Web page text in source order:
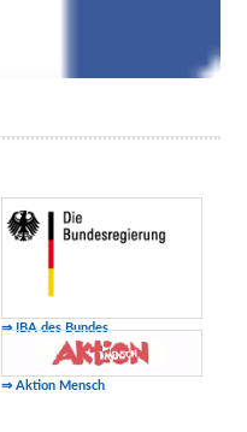
⇒ IBA des Bundes
⇒ Aktion Mensch